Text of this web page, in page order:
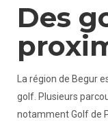
Des
La région de Begur
golf. Plusieurs
notamment Golf de